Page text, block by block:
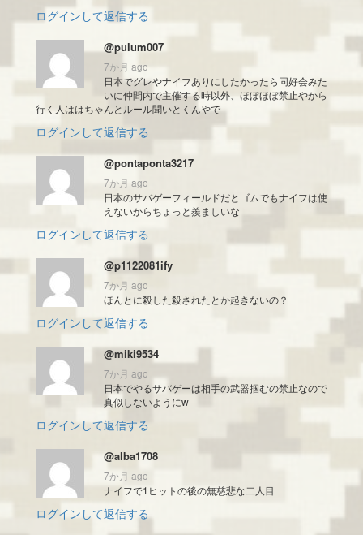
ログインして返信する
@pulum007
7か月 ago
日本でグレやナイフありにしたかったら同好会みた
いに仲間内で主催する時以外、ほぼほぼ禁止やから
行く人ははちゃんとルール聞いとくんやで
ログインして返信する
@pontaponta3217
7か月 ago
日本のサバゲーフィールドだとゴムでもナイフは使
えないからちょっと羨ましいな
ログインして返信する
@p1122081ify
7か月 ago
ほんとに殺した殺されたとか起きないの？
ログインして返信する
@miki9534
7か月 ago
日本でやるサバゲーは相手の武器掴むの禁止なので
真似しないようにw
ログインして返信する
@alba1708
7か月 ago
ナイフで1ヒットの後の無慈悲な二人目
ログインして返信する